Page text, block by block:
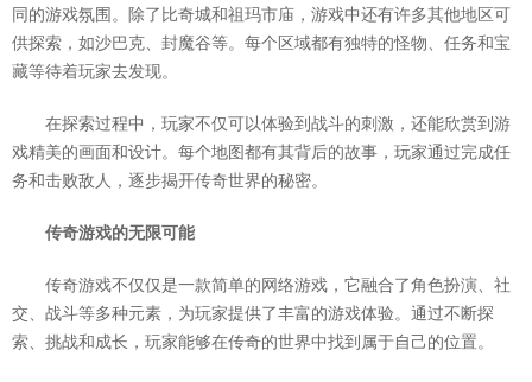
同的游戏氛围。除了比奇城和祖玛市庙，游戏中还有许多其他地区可
供探索，如沙巴克、封魔谷等。每个区域都有独特的怪物、任务和宝
藏等待着玩家去发现。
在探索过程中，玩家不仅可以体验到战斗的刺激，还能欣赏到游
戏精美的画面和设计。每个地图都有其背后的故事，玩家通过完成任
务和击败敌人，逐步揭开传奇世界的秘密。
传奇游戏的无限可能
传奇游戏不仅仅是一款简单的网络游戏，它融合了角色扮演、社
交、战斗等多种元素，为玩家提供了丰富的游戏体验。通过不断探
索、挑战和成长，玩家能够在传奇的世界中找到属于自己的位置。